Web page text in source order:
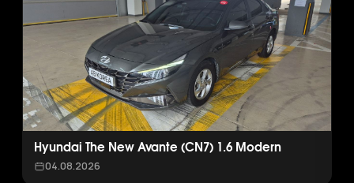
Hyundai The New Avante (CN7) 1.6 Modern
04.08.2026